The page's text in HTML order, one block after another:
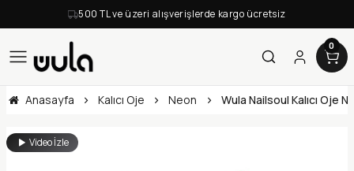
500 TL ve üzeri alışverişlerde kargo ücretsiz
0
Anasayfa Kalıcı Oje Neon Wula Nailsoul Kalıcı Oje
Video İzle